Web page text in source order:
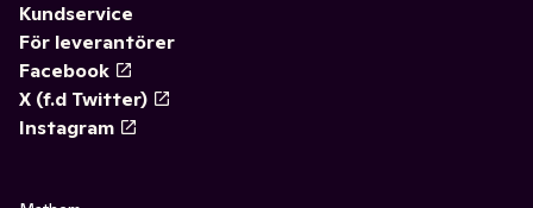
Kundservice
För leverantörer
Facebook
X (f.d Twitter)
Instagram